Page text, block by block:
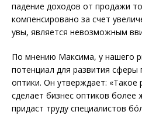
падение доходов от продажи
компенсировано за счет
увы, является невозможным
По мнению Максима, у нашего
потенциал для развития сферы
оптики. Он утверждает: «Такое
сделает бизнес оптиков
придаст труду специалистов